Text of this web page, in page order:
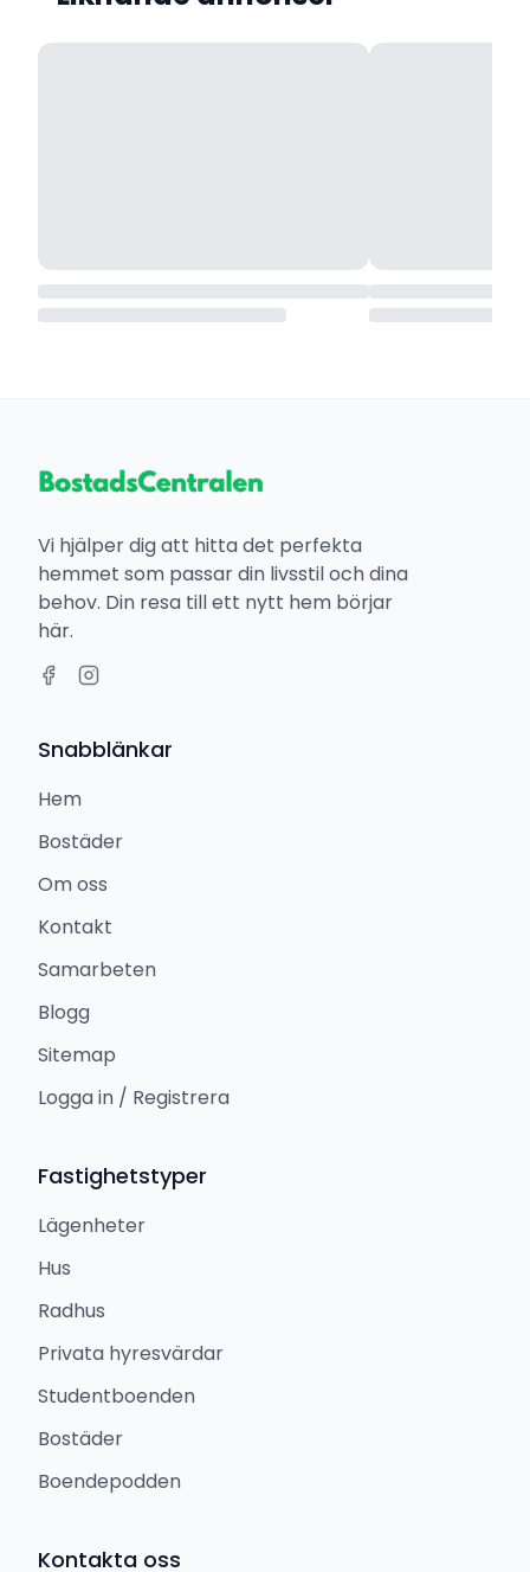
Vi hjälper dig att hitta det perfekta
hemmet som passar din livsstil och dina
behov. Din resa till ett nytt hem börjar
här.
Snabblänkar
Hem
Bostäder
Om oss
Kontakt
Samarbeten
Blogg
Sitemap
Logga in / Registrera
Fastighetstyper
Lägenheter
Hus
Radhus
Privata hyresvärdar
Studentboenden
Bostäder
Boendepodden
Kontakta oss